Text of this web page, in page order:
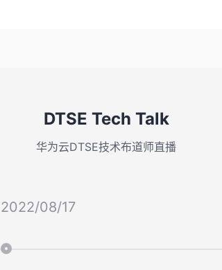
DTSE Tech Talk
华为云DTSE技术布道师直播
2022/08/17